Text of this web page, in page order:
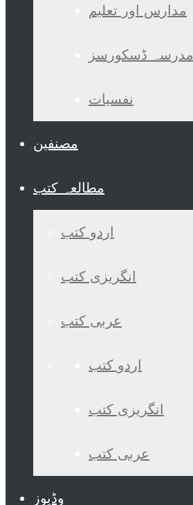
مدارس اور تعلیم
مدرسہ ڈسکورسز
نفسیات
مصنفین
مطالعہ کتب
اردو کتب
انگریزی کتب
عربی کتب
اردو کتب
انگریزی کتب
عربی کتب
وڈیوز